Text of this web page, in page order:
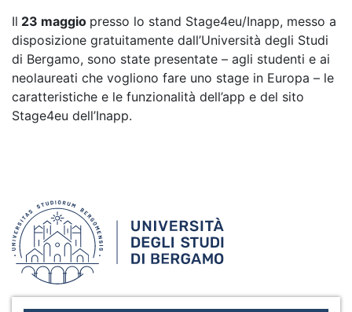
Il 23 maggio presso lo stand Stage4eu/Inapp, messo a
disposizione gratuitamente dall’Università degli Studi
di Bergamo, sono state presentate – agli studenti e ai
neolaureati che vogliono fare uno stage in Europa – le
caratteristiche e le funzionalità dell’app e del sito
Stage4eu dell’Inapp.